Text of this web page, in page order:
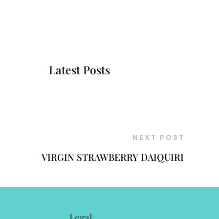
Latest Posts
NEXT POST
VIRGIN STRAWBERRY DAIQUIRI